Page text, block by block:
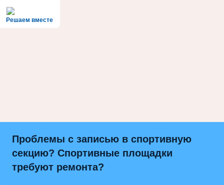
Решаем вместе
Проблемы с записью в спортивную
секцию? Спортивные площадки
требуют ремонта?